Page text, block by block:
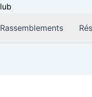
Rassemblements